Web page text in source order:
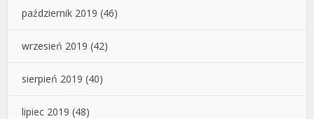
październik 2019 (46)
wrzesień 2019 (42)
sierpień 2019 (40)
lipiec 2019 (48)